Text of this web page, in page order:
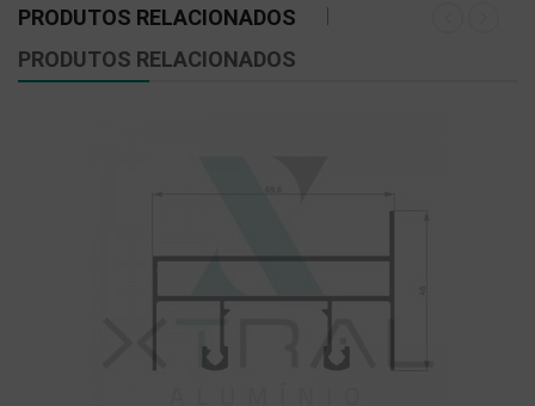
PRODUTOS RELACIONADOS
PRODUTOS RELACIONADOS